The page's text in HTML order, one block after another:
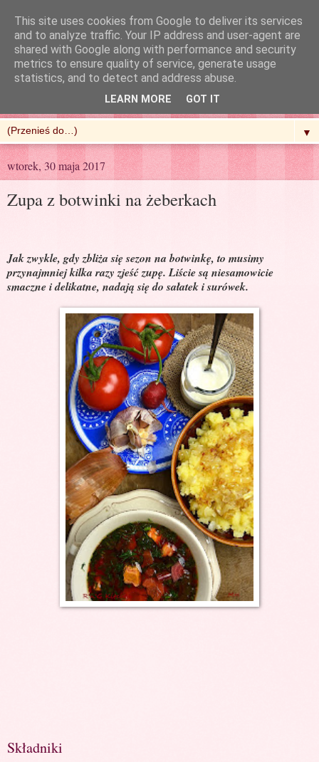
R'n'G Kitchen
▼
wtorek, 30 maja 2017
Zupa z botwinki na żeberkach
Jak zwykle, gdy zbliża się sezon na botwinkę, to musimy
przynajmniej kilka razy zjeść zupę. Liście są niesamowicie
smaczne i delikatne, nadają się do sałatek i surówek.
Składniki
This site uses cookies from Google to deliver its services
and to analyze traffic. Your IP address and user-agent are
shared with Google along with performance and security
metrics to ensure quality of service, generate usage
statistics, and to detect and address abuse.
LEARN MORE GOT IT